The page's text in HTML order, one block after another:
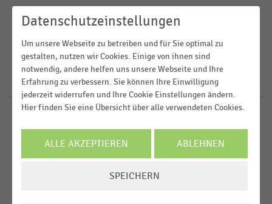
1037Ergebnisse fürStadt
|STATISTIK
Bäckereien
Buchhandel
MEHR ANZEIGEN
2026
2025
2024
2023
2022
Region
Deutschland
Österreich
Schweiz
Weltweit
MEHR ANZEIGEN
FILTER ZURÜCKSETZEN
Datenschutzeinstellungen
Um unsere Webseite zu betreiben und für Sie optimal zu
gestalten, nutzen wir Cookies. Einige von ihnen sind
notwendig, andere helfen uns unsere Webseite und Ihre
Erfahrung zu verbessern. Sie können Ihre Einwilligung
jederzeit widerrufen und Ihre Cookie Einstellungen ändern.
Hier finden Sie eine Übersicht über alle verwendeten Cookies.
ALLE AKZEPTIEREN ABLEHNEN
SPEICHERN